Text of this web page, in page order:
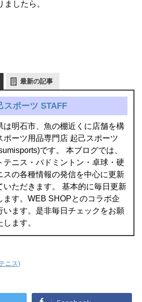
したら。
最新の記事
スポーツ STAFF
は明石市、魚の棚近くに店舗を構
ポーツ用品専門店 起己スポーツ
です。 本ブログでは、
テニス・バドミントン・卓球・硬
スの各種情報の発信を中心に更新
いただきます。 基本的に毎日更新
ます。WEB SHOPとのコラボ企
います。是非毎日チェックをお願
します。
ニス)